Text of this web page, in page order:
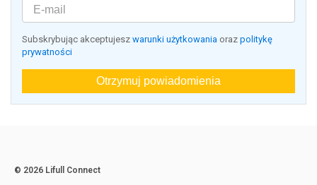
Subskrybując akceptujesz warunki użytkowania oraz politykę
prywatności
Otrzymuj powiadomienia
© 2026 Lifull Connect